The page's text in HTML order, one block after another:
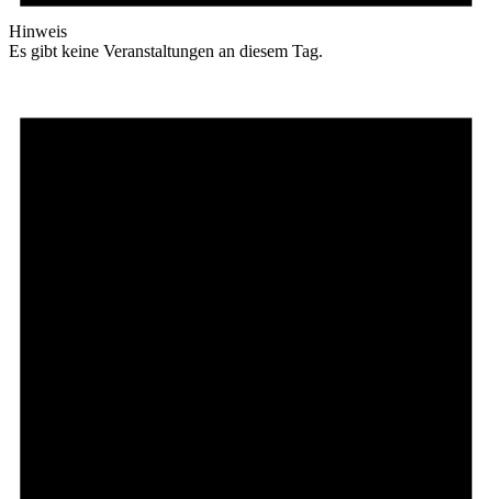
Hinweis
Es gibt keine Veranstaltungen an diesem Tag.